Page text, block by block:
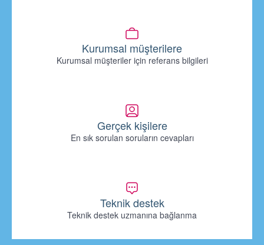
Kurumsal müşterilere
Kurumsal müşteriler için referans bilgileri
Gerçek kişilere
En sık sorulan soruların cevapları
Teknik destek
Teknik destek uzmanına bağlanma